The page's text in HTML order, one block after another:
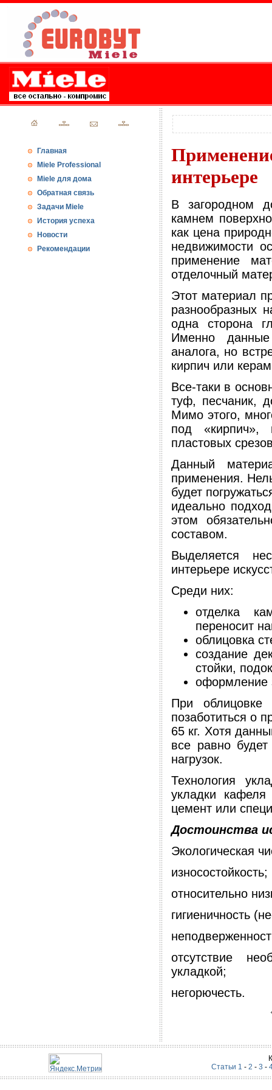
Главная
Miele Professional
Miele для дома
Обратная связь
Задачи Miele
История успеха
Новости
Рекомендации
интерьере
В загородном
камнем
как цена
недвижимости
применение
отделочный
Этот материал
разнообразных
одна сторона
Именно данные
аналога, но
кирпич или
Все-таки в
туф, песчаник,
Мимо этого,
под «кирпич»,
пластовых
Данный
применения.
будет
идеально
этом
составом.
Выделяется
интерьере
Среди них:
отделка
переносит
облицовка
создание
стойки,
оформление
При облицовке
позаботиться о
65 кг. Хотя
все равно
нагрузок.
Технология
укладки
цемент или
Достоинства
Экологическая
износостойкость;
относительно
гигиеничность
отсутствие
укладкой;
негорючесть.
Статьи 1 - 2 - 3 -